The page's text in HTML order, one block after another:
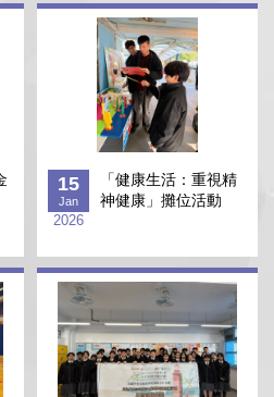
15
Jan
2026
「健康生活：重視精
神健康」攤位活動